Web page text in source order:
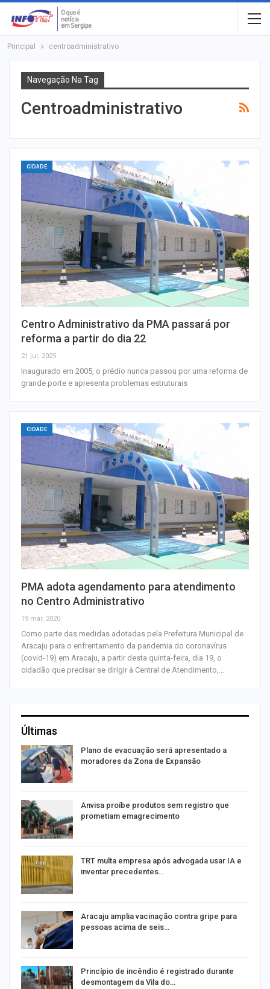
Principal centroadministrativo
Navegação Na Tag
Centroadministrativo
CIDADE
Centro Administrativo da PMA passará por
reforma a partir do dia 22
21 jul, 2025
Inaugurado em 2005, o prédio nunca passou por uma reforma de
grande porte e apresenta problemas estruturais
CIDADE
PMA adota agendamento para atendimento
no Centro Administrativo
19 mar, 2020
Como parte das medidas adotadas pela Prefeitura Municipal de
Aracaju para o enfrentamento da pandemia do coronavírus
(covid-19) em Aracaju, a partir desta quinta-feira, dia 19, o
cidadão que precisar se dirigir à Central de Atendimento,…
Últimas
Plano de evacuação será apresentado a
moradores da Zona de Expansão
Anvisa proíbe produtos sem registro que
prometiam emagrecimento
TRT multa empresa após advogada usar IA e
inventar precedentes…
Aracaju amplia vacinação contra gripe para
pessoas acima de seis…
Princípio de incêndio é registrado durante
desmontagem da Vila do…